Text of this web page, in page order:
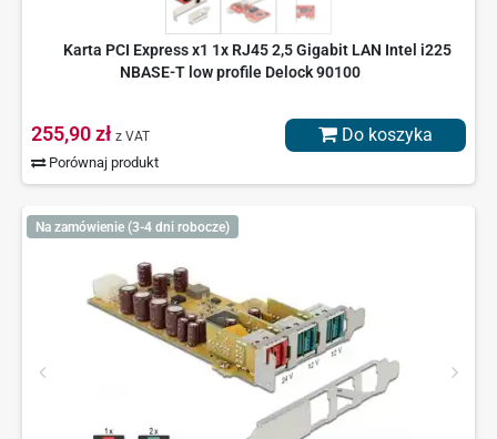
Karta PCI Express x1 1x RJ45 2,5 Gigabit LAN Intel i225
NBASE-T low profile Delock 90100
255,90 zł z VAT
Porównaj produkt
Do koszyka
Na zamówienie (3-4 dni robocze)